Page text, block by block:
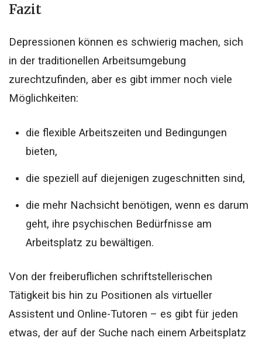
Fazit
Depressionen können es schwierig machen, sich
in der traditionellen Arbeitsumgebung
zurechtzufinden, aber es gibt immer noch viele
Möglichkeiten:
die flexible Arbeitszeiten und Bedingungen
bieten,
die speziell auf diejenigen zugeschnitten sind,
die mehr Nachsicht benötigen, wenn es darum
geht, ihre psychischen Bedürfnisse am
Arbeitsplatz zu bewältigen.
Von der freiberuflichen schriftstellerischen
Tätigkeit bis hin zu Positionen als virtueller
Assistent und Online-Tutoren – es gibt für jeden
etwas, der auf der Suche nach einem Arbeitsplatz